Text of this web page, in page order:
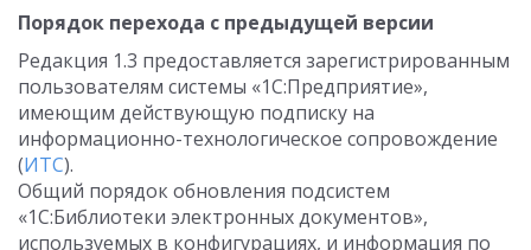
Порядок перехода с предыдущей версии
Редакция 1.3 предоставляется зарегистрированным
пользователям системы «1С:Предприятие»,
имеющим действующую подписку на
информационно-технологическое сопровождение
(ИТС).
Общий порядок обновления подсистем
«1С:Библиотеки электронных документов»,
используемых в конфигурациях, и информация по